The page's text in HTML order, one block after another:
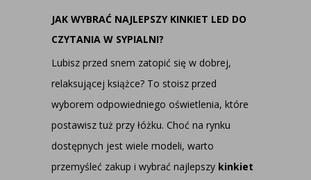
JAK WYBRAĆ NAJLEPSZY KINKIET LED DO
CZYTANIA W SYPIALNI?
Lubisz przed snem zatopić się w dobrej,
relaksującej książce? To stoisz przed
wyborem odpowiedniego oświetlenia, które
postawisz tuż przy łóżku. Choć na rynku
dostępnych jest wiele modeli, warto
przemyśleć zakup i wybrać najlepszy kinkiet